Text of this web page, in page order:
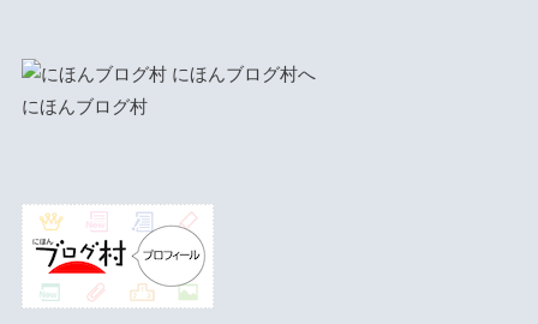
にほんブログ村